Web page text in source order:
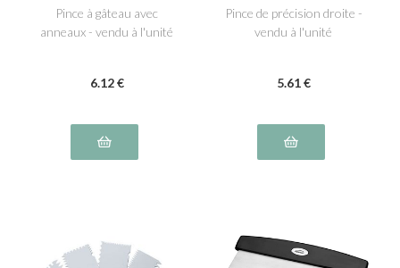
Pince à gâteau avec
anneaux - vendu à l'unité
6.12 €
Pince de précision droite -
vendu à l'unité
5.61 €